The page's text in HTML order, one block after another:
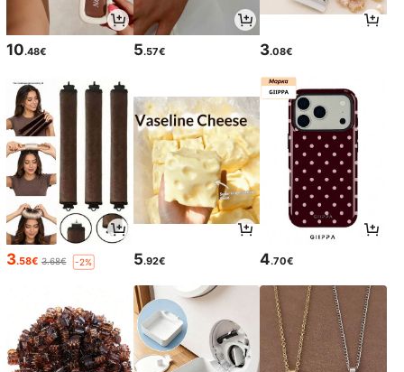
10.48€ 5.57€ 3.08€
3.58€ 3.68€ -2% 5.92€ 4.70€